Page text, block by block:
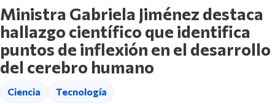
Ministra Gabriela Jiménez destaca
hallazgo científico que identifica
puntos de inflexión en el desarrollo
del cerebro humano
Ciencia Tecnología